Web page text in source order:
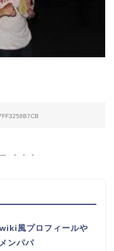
風プロフィールや
ンパパ